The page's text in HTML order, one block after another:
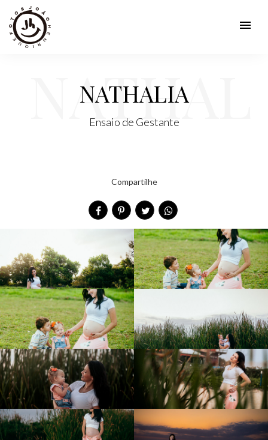
menu
NATHALIA
NATHAL
IA
Ensaio de Gestante
Compartilhe